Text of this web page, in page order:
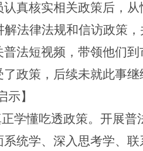
认真核实相关政策后，
解法律法规和信访政策
普法短视频，带领他们
了政策，后续未就此事
示】
学懂吃透政策。开展
系统学、深入思考学、